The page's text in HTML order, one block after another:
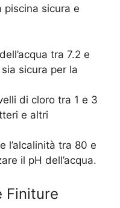
piscina sicura e
tra 7.2 e
sicura per la
di cloro tra 1 e 3
e altri
l’alcalinità tra 80 e
il pH dell’acqua.
Finiture